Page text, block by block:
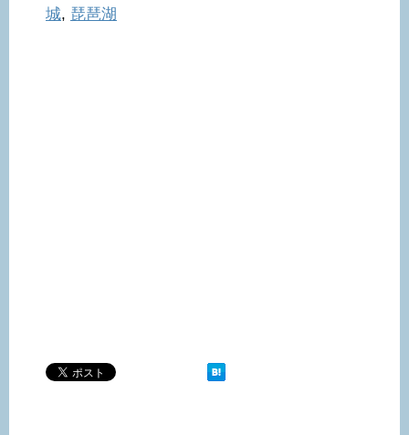
城, 琵琶湖